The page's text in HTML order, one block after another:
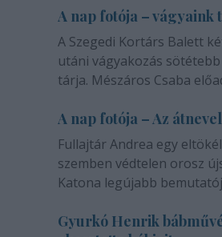
A nap fotója – vágyaink
A Szegedi Kortárs Balett
utáni vágyakozás
tárja. Mészáros Csaba
A nap fotója – Az
Fullajtár Andrea egy
szemben védtelen orosz
Katona legújabb
Gyurkó Henrik